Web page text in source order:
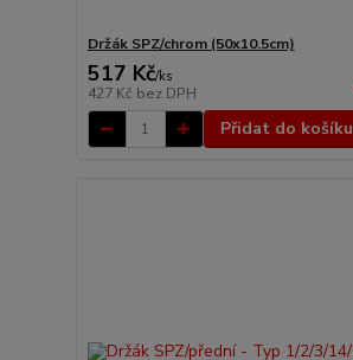
Držák SPZ/chrom (50x10.5cm)
517 Kč/ks
427 Kč bez DPH
Přidat do košíku